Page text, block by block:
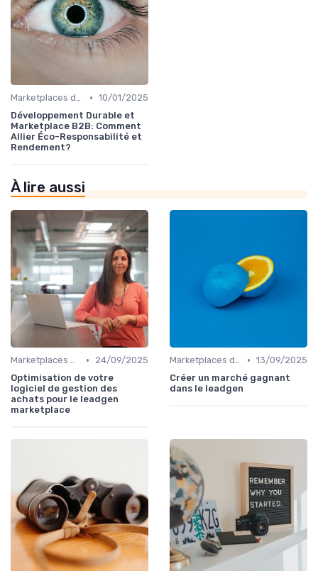
Marketplaces de partenaires • 10/01/2025
Développement Durable et
Marketplace B2B: Comment
Allier Éco-Responsabilité et
Rendement?
À lire aussi
Marketplaces de leadgen •
24/09/2025
Optimisation de votre
logiciel de gestion des
achats pour le leadgen
marketplace
Marketplaces de leadgen • 13/09/2025
Créer un marché gagnant
dans le leadgen